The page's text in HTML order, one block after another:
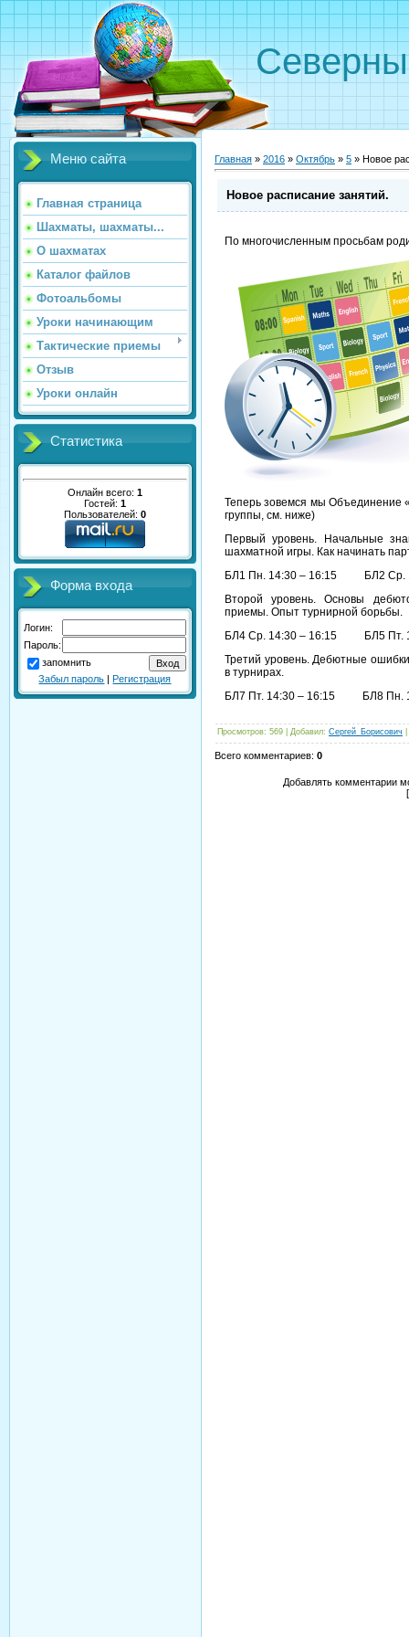
Меню сайта
Главная страница
Шахматы, шахматы...
О шахматах
Каталог файлов
Фотоальбомы
Уроки начинающим
Тактические приемы
Отзыв
Уроки онлайн
Статистика
Онлайн всего: 1
Гостей: 1
Пользователей: 0
Форма входа
Логин:
Пароль:
запомнить
Забыл пароль |Регистрация
Главная » 2016 » Октябрь » 5 » Новое
Новое расписание занятий.
По многочисленным просьбам
Теперь зовемся мы
группы, см. ниже)
Первый уровень. Начальные
шахматной игры. Как начинать
БЛ1 Пн. 14:30 – 16:15 БЛ2 Ср.
Второй уровень. Основы
приемы. Опыт турнирной борьбы.
БЛ4 Ср. 14:30 – 16:15 БЛ5 Пт.
Третий уровень. Дебютные
в турнирах.
БЛ7 Пт. 14:30 – 16:15 БЛ8 Пн.
Просмотров: 569 | Добавил: Сергей_Борисович
Всего комментариев: 0
Добавлять комментарии